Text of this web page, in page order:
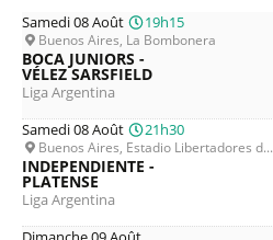
Samedi 08 Août 19h15
Buenos Aires, La Bombonera
BOCA JUNIORS -
VÉLEZ SARSFIELD
Liga Argentina
Samedi 08 Août
21h30
Buenos Aires, Estadio Libertadores d...
INDEPENDIENTE -
PLATENSE
Liga Argentina